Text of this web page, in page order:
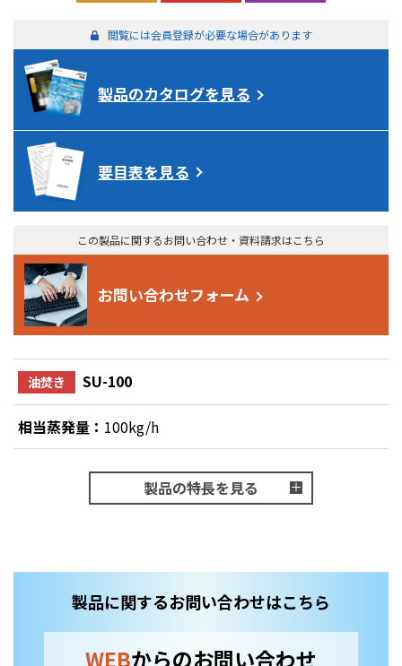
閲覧には会員登録が必要な場合があります
製品のカタログを見る
要目表を見る
この製品に関するお問い合わせ・資料請求はこちら
お問い合わせフォーム
油焚き SU-100
相当蒸発量： 100kg/h
製品の特長を見る
製品に関するお問い合わせはこちら
WEBからのお問い合わせ